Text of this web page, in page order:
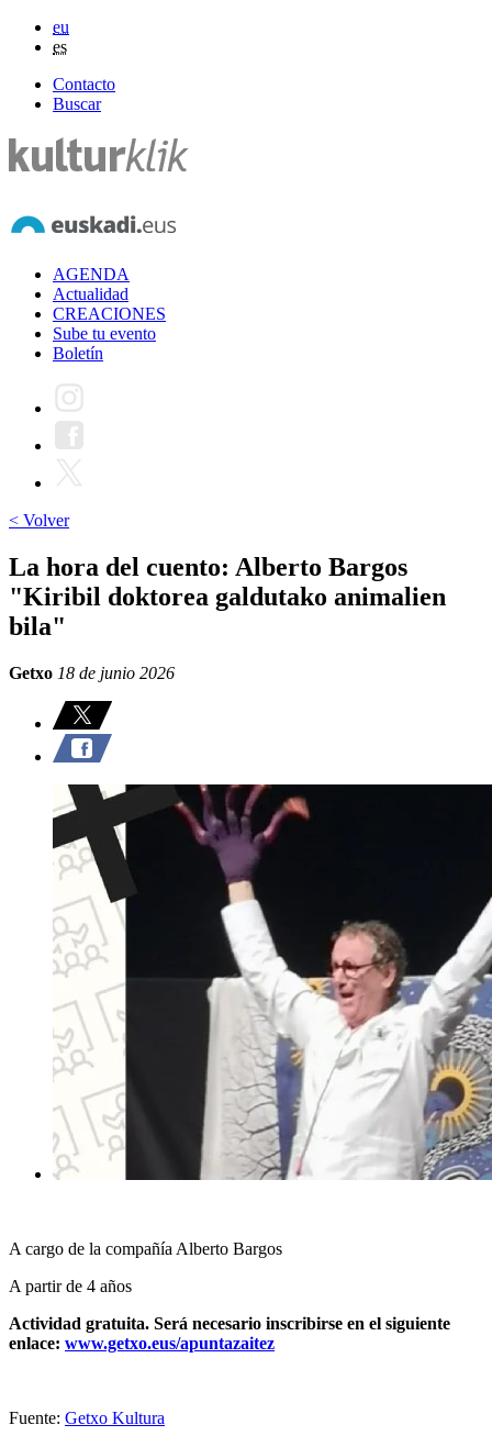
eu
es
Contacto
Buscar
AGENDA
Actualidad
CREACIONES
Sube tu evento
Boletín
< Volver
La hora del cuento: Alberto Bargos
"Kiribil doktorea galdutako animalien
bila"
Getxo 18 de junio 2026
A cargo de la compañía Alberto Bargos
A partir de 4 años
Actividad gratuita. Será necesario inscribirse en el siguiente
enlace: www.getxo.eus/apuntazaitez
Fuente: Getxo Kultura